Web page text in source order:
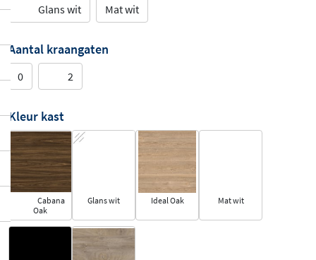
Glans wit Mat wit
Aantal kraangaten
0 2
Kleur kast
Cabana
Oak
Glans wit Ideal Oak Mat wit